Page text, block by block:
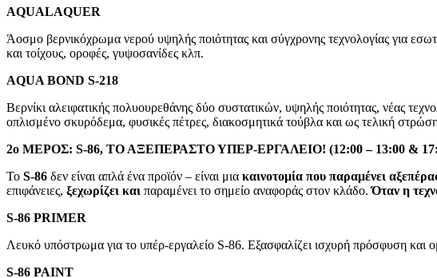
AQUALAQUER
Άοσμο βερνικόχρωμα νερού υψηλής ποιότητας και σύγχρονης τεχνολογίας για
και τοίχους, οροφές, γυψοσανίδες κλπ.
AQUA BOND S-218
Bερνίκι αλειφατικής πολυουρεθάνης δύο συστατικών, υψηλής ποιότητας, νέας
οπλισμένο σκυρόδεμα, φυσικές πέτρες, διακοσμητικά τούβλα και ως τελική
2ο ΜΕΡΟΣ: S-86, ΤΟ ΑΞΕΠΕΡΑΣΤΟ ΥΠΕΡ-ΕΡΓΑΛΕΙΟ! (12:00 – 13:00 &
Το S-86 δεν είναι απλά ένα προϊόν – είναι μια καινοτομία που παραμένει
επιφάνειες, ξεχωρίζει και παραμένει το σημείο αναφοράς στον κλάδο. Όταν η
S-86 PRIMER
Λευκό υπόστρωμα για το υπέρ-εργαλείο S-86. Εξασφαλίζει ισχυρή πρόσφυση και
S-86 PAINT